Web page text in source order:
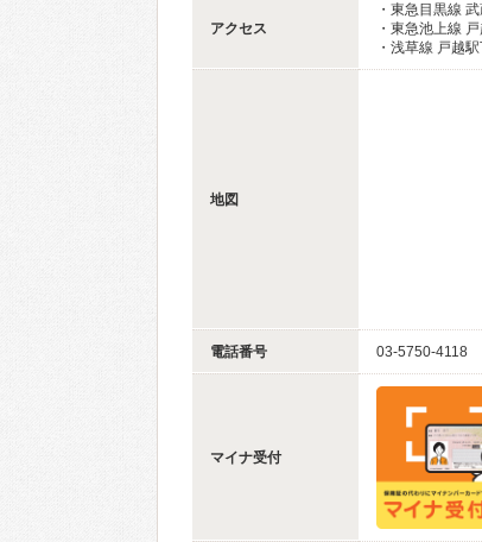
アクセス
・東急目黒線
・東急池上線
・浅草線 戸越
地図
電話番号 03-5750-4118
マイナ受付